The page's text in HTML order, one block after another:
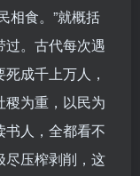
相食。”就概括
过。古代每次遇
成千上万人，
为重，以民为
人，全都看不
尽压榨剥削，这